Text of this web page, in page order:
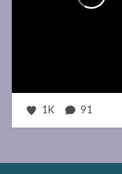
1K 91